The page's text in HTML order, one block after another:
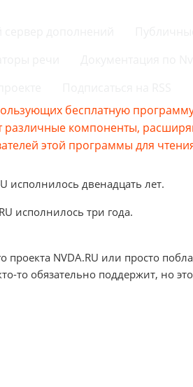
бесплатную программу
различные компоненты,
этой программы для
исполнилось двенадцать лет.
исполнилось три года.
NVDA.RU или просто
то обязательно поддержит, но